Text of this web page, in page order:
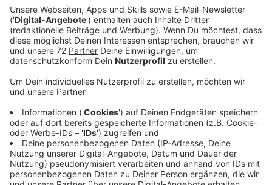
Ein Promi, keine Fragen und fünf
Gegenstände
Anzeige
Wenn ein Popstar, Comedian, Schauspieler oder
Politiker bei uns zu Besuch ist, stellt er sich auch dem
besonderen Video-Interview „Fünf für". Dabei wird
keine einzige Frage gestellt, sondern dem Gast
einfach fünf Dinge in die Hand gedrückt, zu denen er